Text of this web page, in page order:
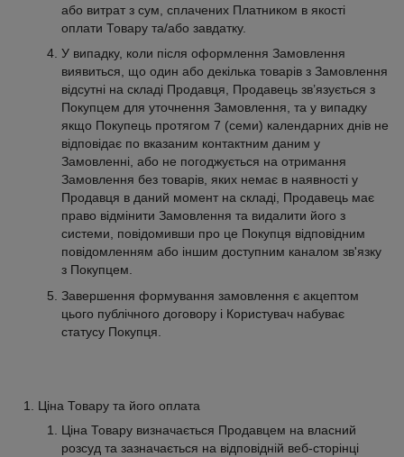
або витрат з сум, сплачених Платником в якості
оплати Товару та/або завдатку.
У випадку, коли після оформлення Замовлення
виявиться, що один або декілька товарів з Замовлення
відсутні на складі Продавця, Продавець зв’язується з
Покупцем для уточнення Замовлення, та у випадку
якщо Покупець протягом 7 (семи) календарних днів не
відповідає по вказаним контактним даним у
Замовленні, або не погоджується на отримання
Замовлення без товарів, яких немає в наявності у
Продавця в даний момент на складі, Продавець має
право відмінити Замовлення та видалити його з
системи, повідомивши про це Покупця відповідним
повідомленням або іншим доступним каналом зв'язку
з Покупцем.
Завершення формування замовлення є акцептом
цього публічного договору і Користувач набуває
статусу Покупця.
Ціна Товару та його оплата
Ціна Товару визначається Продавцем на власний
розсуд та зазначається на відповідній веб-сторінці